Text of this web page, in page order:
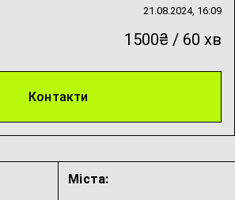
21.08.2024, 16:09
1500₴ / 60 хв
Контакти
Міста: